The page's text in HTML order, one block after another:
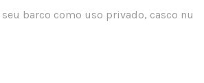
barco como uso privado, casco nu